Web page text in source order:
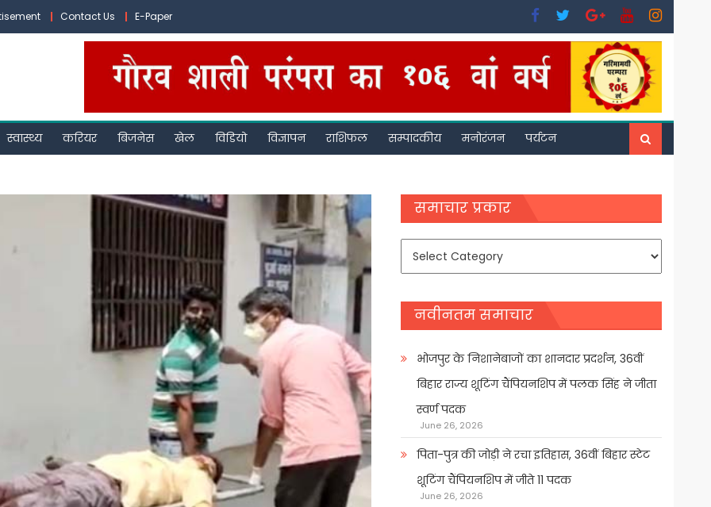
Contact Us E-Paper
स्वास्थ्य करियर बिजनेस खेल विडियो विज्ञापन राशिफल सम्पादकीय मनोरंजन पर्यटन
समाचार प्रकार
समाचार
नवीनतम समाचार
भोजपुर के निशानेबाजों का शानदार प्रदर्शन, 36वीं
बिहार राज्य शूटिंग चैंपियनशिप में पलक सिंह ने जीता
स्वर्ण पदक
June 26, 2026
पिता-पुत्र की जोड़ी ने रचा इतिहास, 36वीं बिहार स्टेट
शूटिंग चैंपियनशिप में जीते 11 पदक
June 26, 2026